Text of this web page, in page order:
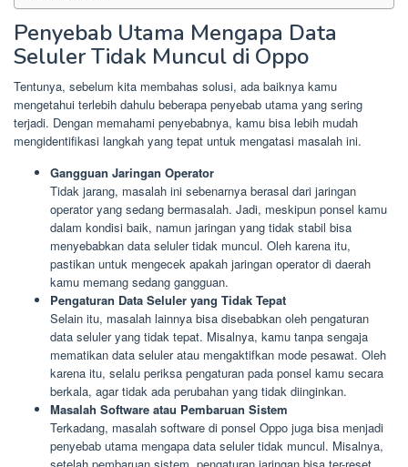
Penyebab Utama Mengapa Data
Seluler Tidak Muncul di Oppo
Tentunya, sebelum kita membahas solusi, ada baiknya kamu
mengetahui terlebih dahulu beberapa penyebab utama yang sering
terjadi. Dengan memahami penyebabnya, kamu bisa lebih mudah
mengidentifikasi langkah yang tepat untuk mengatasi masalah ini.
Gangguan Jaringan Operator
Tidak jarang, masalah ini sebenarnya berasal dari jaringan
operator yang sedang bermasalah. Jadi, meskipun ponsel kamu
dalam kondisi baik, namun jaringan yang tidak stabil bisa
menyebabkan data seluler tidak muncul. Oleh karena itu,
pastikan untuk mengecek apakah jaringan operator di daerah
kamu memang sedang gangguan.
Pengaturan Data Seluler yang Tidak Tepat
Selain itu, masalah lainnya bisa disebabkan oleh pengaturan
data seluler yang tidak tepat. Misalnya, kamu tanpa sengaja
mematikan data seluler atau mengaktifkan mode pesawat. Oleh
karena itu, selalu periksa pengaturan pada ponsel kamu secara
berkala, agar tidak ada perubahan yang tidak diinginkan.
Masalah Software atau Pembaruan Sistem
Terkadang, masalah software di ponsel Oppo juga bisa menjadi
penyebab utama mengapa data seluler tidak muncul. Misalnya,